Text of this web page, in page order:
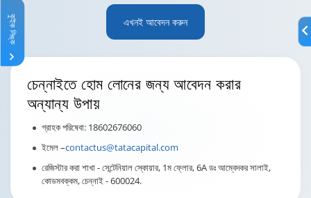
এখনই আবেদন করুন
চেন্নাইতেহোম লোনের জন্য আবেদন করার
অন্যান্য উপায়
গ্রাহক পরিষেবা: 18602676060
ইমেল –contactus@tatacapital.com
রেজিস্টার করা শাখা - সেন্টেনিয়াল স্কোয়ার, 1ম ফ্লোর, 6A ডঃ আম্বেদকর সালাই,
কোডমবক্কম, চেন্নাই - 600024.
কুইক লিঙ্ক